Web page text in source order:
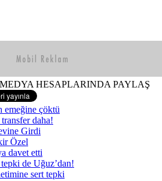
HESAPLARINDA PAYLAŞ